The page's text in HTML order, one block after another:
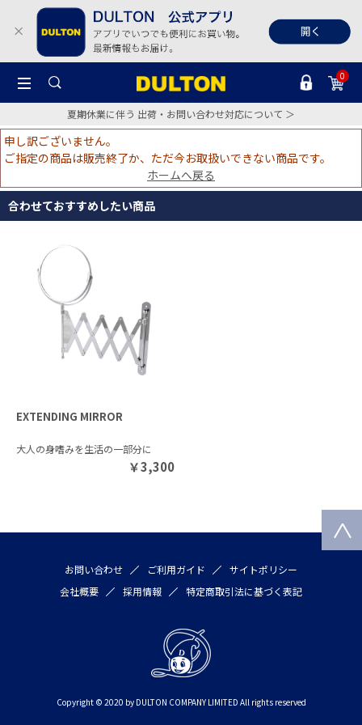
0
夏期休業に伴う 出荷・お問い合わせ対応について ＞
申し訳ございません。
ご指定の商品は販売終了か、ただ今お取扱いできない商品です。
ホームへ戻る
合わせておすすめしたい商品
EXTENDING MIRROR
大人の身嗜みを生活の一部分に
￥3,300
お問い合わせ ご利用ガイド
サイトポリシー
会社概要
採用情報 特定商取引法に基づく表記
Copyright © 2020 by DULTON COMPANY LIMITED All rights reserved